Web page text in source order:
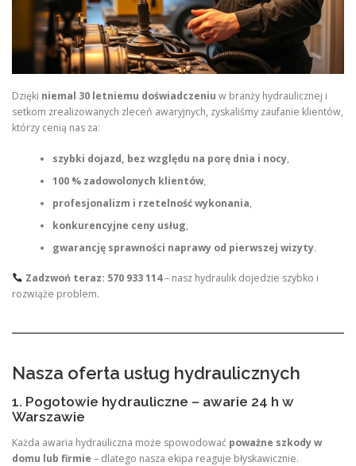
Dzięki niemal 30 letniemu doświadczeniu w branży hydraulicznej i
setkom zrealizowanych zleceń awaryjnych, zyskaliśmy zaufanie klientów,
którzy cenią nas za:
szybki dojazd, bez względu na porę dnia i nocy,
100 % zadowolonych klientów,
profesjonalizm i rzetelność wykonania,
konkurencyjne ceny usług,
gwarancję sprawności naprawy od pierwszej wizyty.
Zadzwoń teraz: 570 933 114– nasz hydraulik dojedzie szybko i
rozwiąże problem.
Nasza oferta usług hydraulicznych
1. Pogotowie hydrauliczne – awarie 24 h w
Warszawie
Każda awaria hydrauliczna może spowodować poważne szkody w
domu lub firmie – dlatego nasza ekipa reaguje błyskawicznie.